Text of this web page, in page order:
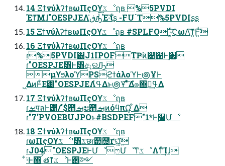
14 ΞϯνύλʔϯʙωΠςΟϒػೳฤʙ %5PVDI
Έͳ͞Μɺ"OESPJEΛڧ͘ԡͯ͠Έ·͠ΐ͏ʂ -FU`T%5PVDIʂʂ
15 ΞϯνύλʔϯʙωΠςΟϒػೳฤʙ #SPLFO ˞͚ͬͯ͠ϚωΛ͠ͳ͍Ͱ͍ͩ͘͞
16 ΞϯνύλʔϯʙωΠςΟϒػೳฤʙ
ɾ%5PVDI͸J1IPOFTҎ߱ͷ୺຤Ͱ࣮૷
ɾ"OESPJE͸Ͱ͸ඇରԠ
μϒϧλοϓPSϩϯάλοϓͰ౷ҰͰ
͖ΔͷͰ͋Ε͹"OESPJEΛߟ͑Δͱ౷Ұ͠ ͯ͋͛Δํ๏΋ߟྀ͢Δ
17 ΞϯνύλʔϯʙωΠςΟϒػೳฤʙ
ɾܾࡁपลͰ͸/'$౥ࡌະ౥ࡌͷόϥπΩ͕ ͋Δ
ɾ"7'PVOEBUJPOͱ#BSDPEF"1*Ͱ࣮૷Մೳ
18 ΞϯνύλʔϯʙωΠςΟϒػೳฤʙ
ɾωΠςΟϒػೳʹ͸ػछɾ୺຤ґଘ͕ܹ͍͠
ɾJ04"OESPJEͰՄೳෆՄೳͳػೳΛͳͨ͘͢Ίɺ
͋͘·Ͱ΋ิࠤతͳػೳͰ࢖༻